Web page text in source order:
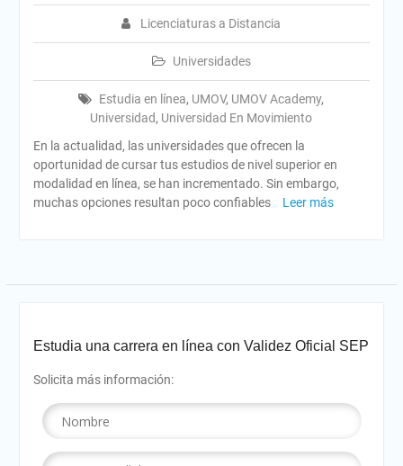
Licenciaturas a Distancia
Universidades
Estudia en línea, UMOV, UMOV Academy,
Universidad, Universidad En Movimiento
En la actualidad, las universidades que ofrecen la
oportunidad de cursar tus estudios de nivel superior en
modalidad en línea, se han incrementado. Sin embargo,
muchas opciones resultan poco confiables
Leer más
Estudia una carrera en línea con Validez Oficial SEP
Solicita más información: